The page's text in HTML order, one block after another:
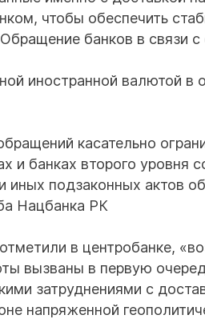
чтобы обеспечить
банков в связи
иностранной валютой в
касательно
и банках второго
иных подзаконных актов
Нацбанка РК
в центробанке,
вызваны в первую
затруднениями с
напряженной